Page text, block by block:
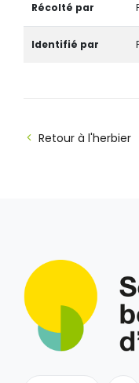
Récolté par
Identifié par
Retour à l'herbier